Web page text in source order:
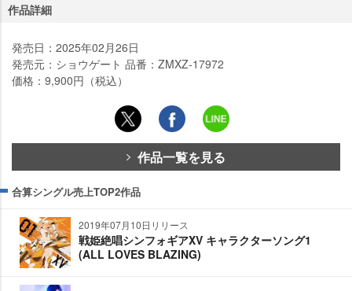
作品詳細
発売日：2025年02月26日
発売元：ショウゲート 品番：ZMXZ-17972
価格：9,900円（税込）
作品一覧を見る
合算シングル売上TOP2作品
2019年07月10日リリース
戦姫絶唱シンフォギアXV キャラクターソング1
(ALL LOVES BLAZING)